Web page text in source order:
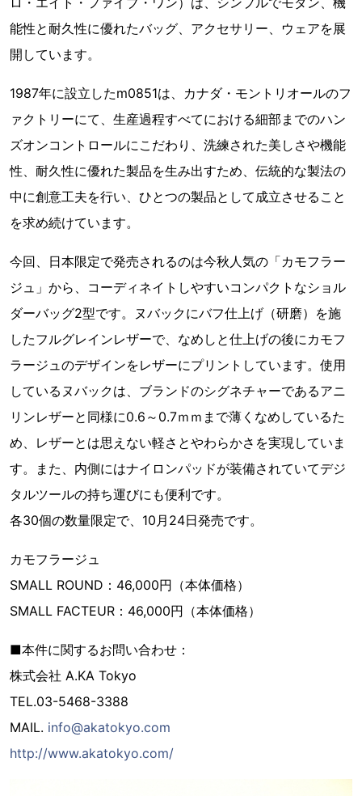
能性と耐久性に優れたバッグ、アクセサリー、ウェアを展
開しています。
1987年に設立したm0851は、カナダ・モントリオールのフ
ァクトリーにて、生産過程すべてにおける細部までのハン
ズオンコントロールにこだわり、洗練された美しさや機能
性、耐久性に優れた製品を生み出すため、伝統的な製法の
中に創意工夫を行い、ひとつの製品として成立させること
を求め続けています。
今回、日本限定で発売されるのは今秋人気の「カモフラー
ジュ」から、コーディネイトしやすいコンパクトなショル
ダーバッグ2型です。ヌバックにバフ仕上げ（研磨）を施
したフルグレインレザーで、なめしと仕上げの後にカモフ
ラージュのデザインをレザーにプリントしています。使用
しているヌバックは、ブランドのシグネチャーであるアニ
リンレザーと同様に0.6～0.7ｍｍまで薄くなめしているた
め、レザーとは思えない軽さとやわらかさを実現していま
す。また、内側にはナイロンパッドが装備されていてデジ
タルツールの持ち運びにも便利です。
各30個の数量限定で、10月24日発売です。
カモフラージュ
SMALL ROUND：46,000円（本体価格）
SMALL FACTEUR：46,000円（本体価格）
■本件に関するお問い合わせ：
株式会社 A.KA Tokyo
TEL.03-5468-3388
MAIL. info@akatokyo.com
http://www.akatokyo.com/